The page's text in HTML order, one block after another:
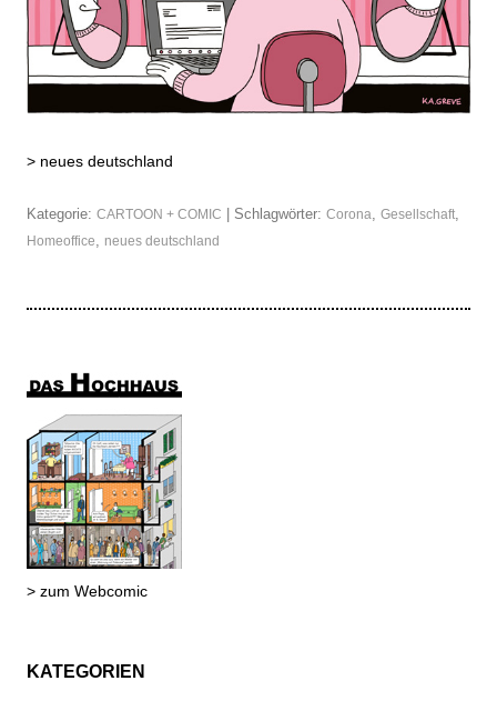
> neues deutschland
Kategorie: CARTOON + COMIC | Schlagwörter: Corona, Gesellschaft,
Homeoffice, neues deutschland
> zum Webcomic
KATEGORIEN